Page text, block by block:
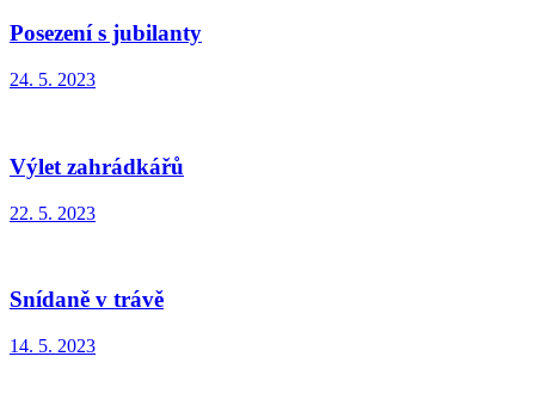
Posezení s jubilanty
24. 5. 2023
Výlet zahrádkářů
22. 5. 2023
Snídaně v trávě
14. 5. 2023